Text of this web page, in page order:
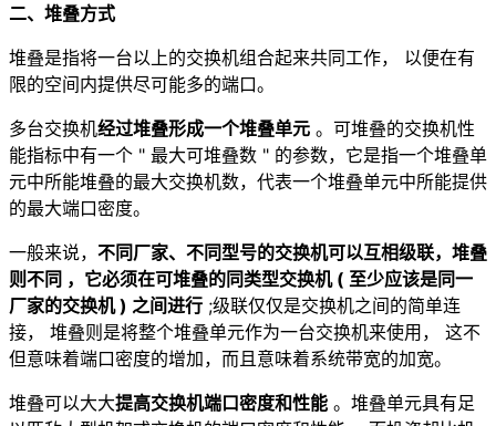
二、堆叠方式
堆叠是指将一台以上的交换机组合起来共同工作， 以便在有
限的空间内提供尽可能多的端口。
多台交换机经过堆叠形成一个堆叠单元 。可堆叠的交换机性
能指标中有一个 " 最大可堆叠数 " 的参数，它是指一个堆叠单
元中所能堆叠的最大交换机数，代表一个堆叠单元中所能提供
的最大端口密度。
一般来说， 不同厂家、不同型号的交换机可以互相级联，堆叠
则不同 ，它必须在可堆叠的同类型交换机 ( 至少应该是同一
厂家的交换机 ) 之间进行 ;级联仅仅是交换机之间的简单连
接， 堆叠则是将整个堆叠单元作为一台交换机来使用， 这不
但意味着端口密度的增加，而且意味着系统带宽的加宽。
堆叠可以大大提高交换机端口密度和性能 。堆叠单元具有足